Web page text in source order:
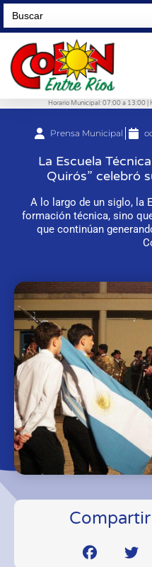
Search
for:
Horario Municipal: 07:00 a 13:00 |
Prensa Municipal
La Escuela
Quirós” celebró
A lo largo de un siglo, la
formación técnica, sino
que continúan